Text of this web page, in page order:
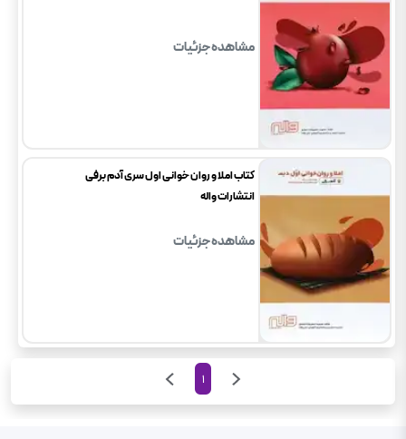
مشاهده جزئیات
کتاب املا و روان خوانی اول سری آدم برفی
انتشارات واله
مشاهده جزئیات
1